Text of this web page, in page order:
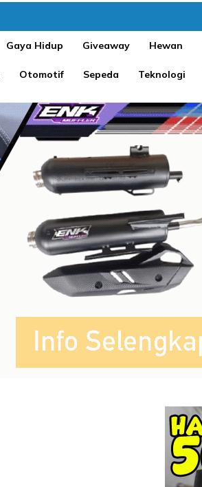
Gaya Hidup Giveaway Hewan
Otomotif Sepeda Teknologi